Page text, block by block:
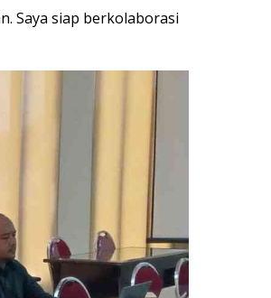
Saya siap berkolaborasi